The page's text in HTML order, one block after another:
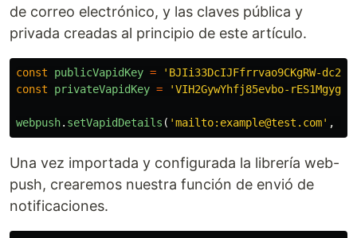
de correo electrónico, y las claves pública y
privada creadas al principio de este artículo.
const publicVapidKey = ' BJIi33DcIJFfrrvao9CKgRW-
const
privateVapidKey = 'VIH2GywYhfj85evbo-
webpush. setVapidDetails ( 'mailto:example@test.com' ,
Una vez importada y configurada la librería web-
push, crearemos nuestra función de envió de
notificaciones.